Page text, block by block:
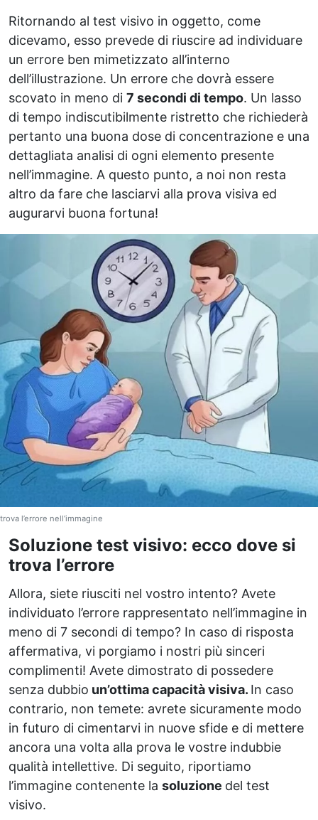
Ritornando al test visivo in oggetto, come
dicevamo, esso prevede di riuscire ad individuare
un errore ben mimetizzato all’interno
dell’illustrazione. Un errore che dovrà essere
scovato in meno di 7 secondi di tempo. Un lasso
di tempo indiscutibilmente ristretto che richiederà
pertanto una buona dose di concentrazione e una
dettagliata analisi di ogni elemento presente
nell’immagine. A questo punto, a noi non resta
altro da fare che lasciarvi alla prova visiva ed
augurarvi buona fortuna!
trova l’errore nell’immagine
Soluzione test visivo: ecco dove si
trova l’errore
Allora, siete riusciti nel vostro intento? Avete
individuato l’errore rappresentato nell’immagine in
meno di 7 secondi di tempo? In caso di risposta
affermativa, vi porgiamo i nostri più sinceri
complimenti! Avete dimostrato di possedere
senza dubbio un’ottima capacità visiva. In caso
contrario, non temete: avrete sicuramente modo
in futuro di cimentarvi in nuove sfide e di mettere
ancora una volta alla prova le vostre indubbie
qualità intellettive. Di seguito, riportiamo
l’immagine contenente la soluzione del test
visivo.